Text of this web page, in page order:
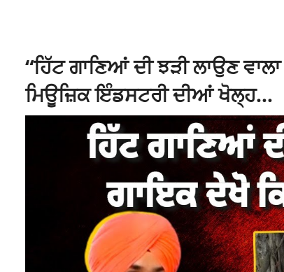
“ਹਿੱਟ ਗਾਣਿਆਂ ਦੀ ਝੜੀ ਲਾਉਣ
ਮਿਊਜ਼ਿਕ ਇੰਡਸਟਰੀ ਦੀਆਂ ਖੋਲ੍ਹ…